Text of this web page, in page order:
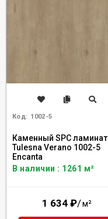
Код: 1002-5
Каменный SPC ламинат
Tulesna Verano 1002-5
Encanta
В наличии : 1261 м²
1 634 ₽/м²